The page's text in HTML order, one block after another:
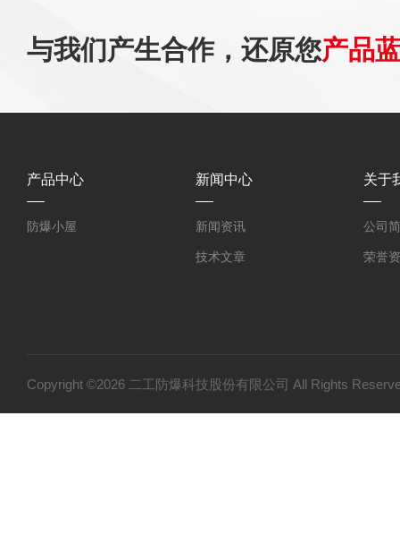
与我们产生合作，还原您产品
产品中心
防爆小屋
新闻中心
新闻资讯
技术文章
关于
公司
荣誉
Copyright ©2026 二工防爆科技股份有限公司 All Rights